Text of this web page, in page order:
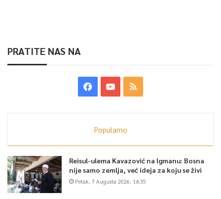
PRATITE NAS NA
Popularno
Reisul-ulema Kavazović na Igmanu: Bosna
nije samo zemlja, već ideja za koju se živi
Petak, 7 Augusta 2026, 14:35